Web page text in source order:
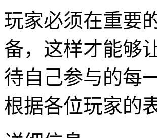
玩家必须在重要
备，这样才能够
待自己参与的每
根据各位玩家的